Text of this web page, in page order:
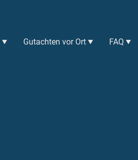
Gutachten vor Ort FAQ